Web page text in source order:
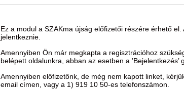
Ez a modul a SZAKma újság előfizetői részére érhető
jelentkeznie.
Amennyiben Ön már megkapta a regisztrációhoz
belépett oldalunkra, abban az esetben a
Amennyiben előfizetőnk, de még nem kapott linket,
email címen, vagy a 1) 919 10 50-es telefonszámon.